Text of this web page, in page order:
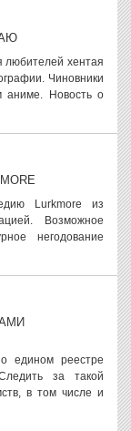
любителей хентая
Чиновники
аниме. Новость о
Lurkmore из
Возможное
негодование
едином реестре
за такой
в том числе и